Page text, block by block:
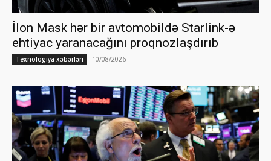
İlon Mask hər bir avtomobildə Starlink-ə
ehtiyac yaranacağını proqnozlaşdırıb
Texnologiya xəbərləri 10/08/2026